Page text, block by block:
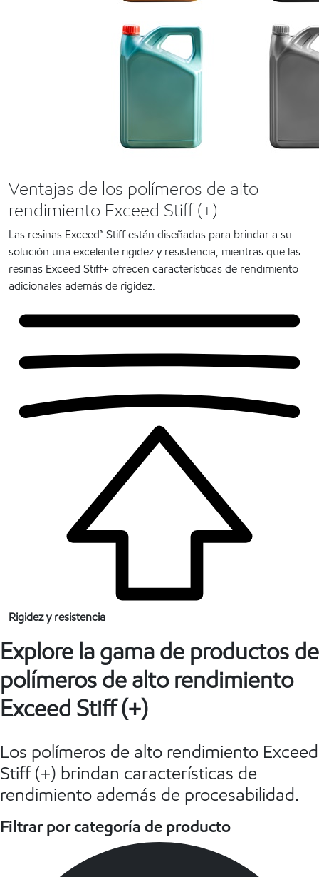
Ventajas de los polímeros de alto
rendimiento Exceed Stiff (+)
Las resinas Exceed™ Stiff están diseñadas para brindar a su
solución una excelente rigidez y resistencia, mientras que las
resinas Exceed Stiff+ ofrecen características de rendimiento
adicionales además de rigidez.
Rigidez y resistencia
Explore la gama de productos de
polímeros de alto rendimiento
Exceed Stiff (+)
Los polímeros de alto rendimiento Exceed
Stiff (+) brindan características de
rendimiento además de procesabilidad.
Filtrar por categoría de producto